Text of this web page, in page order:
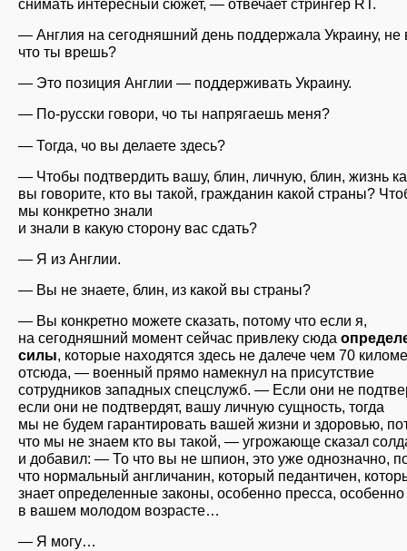
снимать интересный сюжет, — отвечает стрингер RT.
— Англия на сегодняшний день поддержала Украину, не
что ты врешь?
— Это позиция Англии — поддерживать Украину.
— По-русски говори, чо ты напрягаешь меня?
— Тогда, чо вы делаете здесь?
— Чтобы подтвердить вашу, блин, личную, блин, жизнь
вы говорите, кто вы такой, гражданин какой страны?
мы конкретно знали
и знали в какую сторону вас сдать?
— Я из Англии.
— Вы не знаете, блин, из какой вы страны?
— Вы конкретно можете сказать, потому что если я,
на сегодняшний момент сейчас привлеку сюда
силы, которые находятся здесь не далече чем 70
отсюда, — военный прямо намекнул на присутствие
сотрудников западных спецслужб. — Если они не
если они не подтвердят, вашу личную сущность, тогда
мы не будем гарантировать вашей жизни и здоровью,
что мы не знаем кто вы такой, — угрожающе сказал
и добавил: — То что вы не шпион, это уже однозначно,
что нормальный англичанин, который педантичен,
знает определенные законы, особенно пресса, особенно
в вашем молодом возрасте…
— Я могу…